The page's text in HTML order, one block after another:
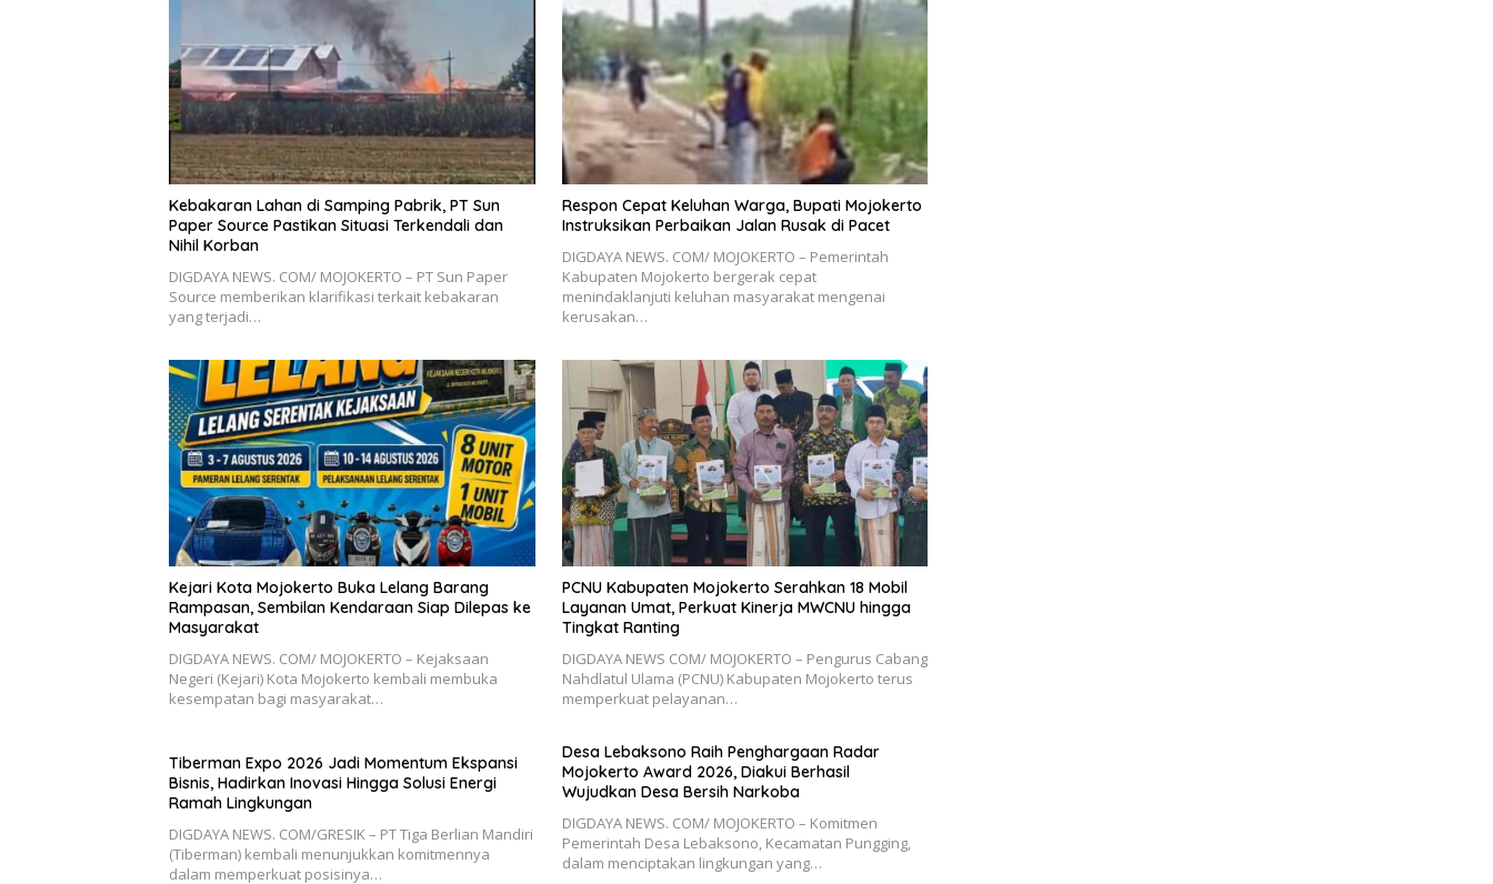
Kebakaran Lahan di Samping Pabrik, PT Sun
Paper Source Pastikan Situasi Terkendali dan
Nihil Korban
DIGDAYA NEWS. COM/ MOJOKERTO – PT Sun Paper
Source memberikan klarifikasi terkait kebakaran
yang terjadi…
Respon Cepat Keluhan Warga, Bupati Mojokerto
Instruksikan Perbaikan Jalan Rusak di Pacet
DIGDAYA NEWS. COM/ MOJOKERTO – Pemerintah
Kabupaten Mojokerto bergerak cepat
menindaklanjuti keluhan masyarakat mengenai
kerusakan…
Kejari Kota Mojokerto Buka Lelang Barang
Rampasan, Sembilan Kendaraan Siap Dilepas ke
Masyarakat
DIGDAYA NEWS. COM/ MOJOKERTO – Kejaksaan
Negeri (Kejari) Kota Mojokerto kembali membuka
kesempatan bagi masyarakat…
PCNU Kabupaten Mojokerto Serahkan 18 Mobil
Layanan Umat, Perkuat Kinerja MWCNU hingga
Tingkat Ranting
DIGDAYA NEWS COM/ MOJOKERTO – Pengurus Cabang
Nahdlatul Ulama (PCNU) Kabupaten Mojokerto terus
memperkuat pelayanan…
Tiberman Expo 2026 Jadi Momentum Ekspansi
Bisnis, Hadirkan Inovasi Hingga Solusi Energi
Ramah Lingkungan
DIGDAYA NEWS. COM/GRESIK – PT Tiga Berlian Mandiri
(Tiberman) kembali menunjukkan komitmennya
dalam memperkuat posisinya…
Desa Lebaksono Raih Penghargaan Radar
Mojokerto Award 2026, Diakui Berhasil
Wujudkan Desa Bersih Narkoba
DIGDAYA NEWS. COM/ MOJOKERTO – Komitmen
Pemerintah Desa Lebaksono, Kecamatan Pungging,
dalam menciptakan lingkungan yang…